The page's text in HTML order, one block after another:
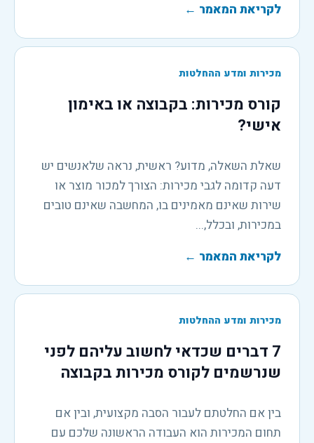
לקריאת המאמר ←
מכירות ומדע ההחלטות
קורס מכירות: בקבוצה או באימון
אישי?
שאלת השאלה, מדוע? ראשית, נראה שלאנשים יש
דעה קדומה לגבי מכירות: הצורך למכור מוצר או
שירות שאינם מאמינים בו, המחשבה שאינם טובים
במכירות, ובכלל,...
לקריאת המאמר ←
מכירות ומדע ההחלטות
7 דברים שכדאי לחשוב עליהם לפני
שנרשמים לקורס מכירות בקבוצה
בין אם החלטתם לעבור הסבה מקצועית, ובין אם
תחום המכירות הוא העבודה הראשונה שלכם עם